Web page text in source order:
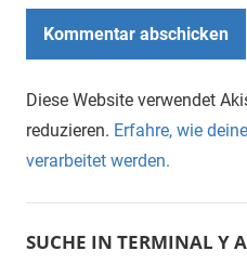
Diese Website verwendet
reduzieren. Erfahre, wie
verarbeitet werden.
SUCHE IN TERMINAL Y